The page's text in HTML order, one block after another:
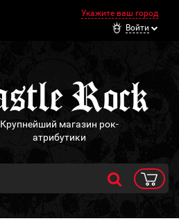
Укажите ваш город
Войти
Крупнейший магазин рок-
атрибутики